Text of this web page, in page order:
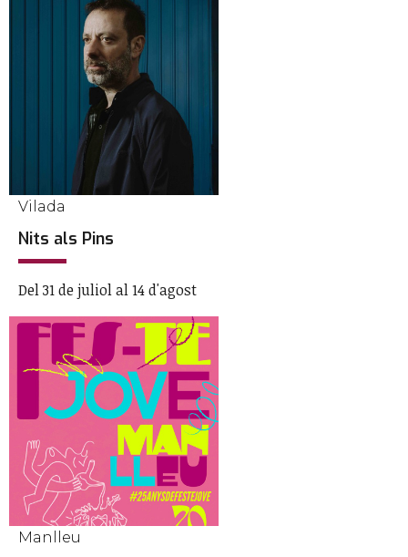
Vilada
Nits als Pins
Del 31 de juliol al 14 d'agost
Manlleu